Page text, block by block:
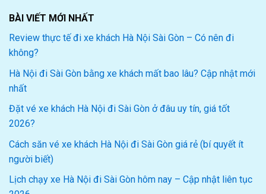
BÀI VIẾT MỚI NHẤT
Review thực tế đi xe khách Hà Nội Sài Gòn – Có nên đi
không?
Hà Nội đi Sài Gòn bằng xe khách mất bao lâu? Cập nhật mới
nhất
Đặt vé xe khách Hà Nội đi Sài Gòn ở đâu uy tín, giá tốt
2026?
Cách săn vé xe khách Hà Nội đi Sài Gòn giá rẻ (bí quyết ít
người biết)
Lịch chạy xe Hà Nội đi Sài Gòn hôm nay – Cập nhật liên tục